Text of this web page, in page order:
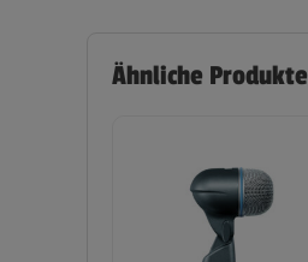
Ähnliche Produkte